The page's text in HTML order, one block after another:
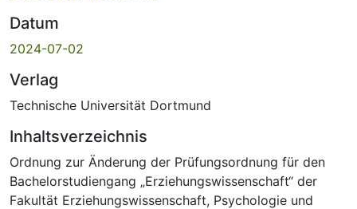
Datum
2024-07-02
Verlag
Technische Universität Dortmund
Inhaltsverzeichnis
Ordnung zur Änderung der Prüfungsordnung für den
Bachelorstudiengang „Erziehungswissenschaft“ der
Fakultät Erziehungswissenschaft, Psychologie und